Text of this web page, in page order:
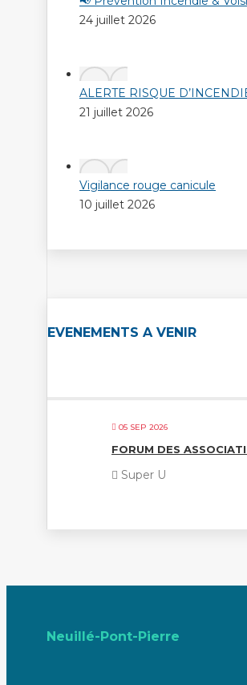
24 juillet 2026
ALERTE RISQUE
21 juillet 2026
Vigilance rouge canicule
10 juillet 2026
EVENEMENTS A VENIR
05 SEP 2026
FORUM DES
Super U
Neuillé-Pont-Pierre